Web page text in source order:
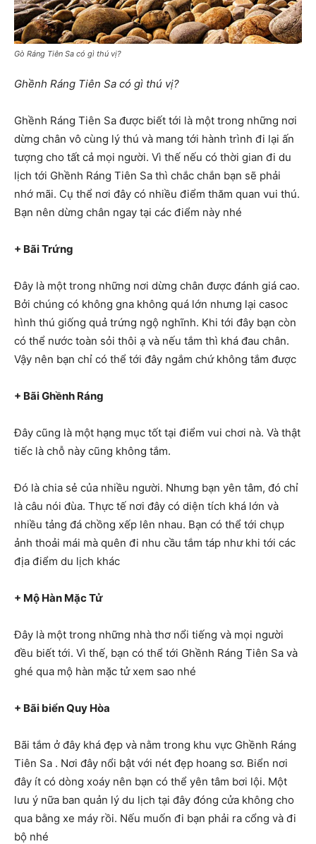
Gò Ráng Tiên Sa có gì thú vị?
Ghềnh Ráng Tiên Sa có gì thú vị?
Ghềnh Ráng Tiên Sa được biết tới là một trong những nơi
dừng chân vô cùng lý thú và mang tới hành trình đi lại ấn
tượng cho tất cả mọi người. Vì thế nếu có thời gian đi du
lịch tới Ghềnh Ráng Tiên Sa thì chắc chắn bạn sẽ phải
nhớ mãi. Cụ thể nơi đây có nhiều điểm thăm quan vui thú.
Bạn nên dừng chân ngay tại các điểm này nhé
+ Bãi Trứng
Đây là một trong những nơi dừng chân được đánh giá cao.
Bởi chúng có không gna không quá lớn nhưng lại casoc
hình thú giống quả trứng ngộ nghĩnh. Khi tới đây bạn còn
có thể nước toàn sỏi thôi ạ và nếu tắm thì khá đau chân.
Vậy nên bạn chỉ có thể tới đây ngắm chứ không tắm được
+ Bãi Ghềnh Ráng
Đây cũng là một hạng mục tốt tại điểm vui chơi nà. Và thật
tiếc là chỗ này cũng không tắm.
Đó là chia sẻ của nhiều người. Nhưng bạn yên tâm, đó chỉ
là câu nói đùa. Thực tế nơi đây có diện tích khá lớn và
nhiều tảng đá chồng xếp lên nhau. Bạn có thể tới chụp
ảnh thoải mái mà quên đi nhu cầu tắm táp như khi tới các
địa điểm du lịch khác
+ Mộ Hàn Mặc Tử
Đây là một trong những nhà thơ nổi tiếng và mọi người
đều biết tới. Vì thế, bạn có thể tới Ghềnh Ráng Tiên Sa và
ghé qua mộ hàn mặc tử xem sao nhé
+ Bãi biển Quy Hòa
Bãi tắm ở đây khá đẹp và nằm trong khu vực Ghềnh Ráng
Tiên Sa . Nơi đây nổi bật với nét đẹp hoang sơ. Biển nơi
đây ít có dòng xoáy nên bạn có thể yên tâm bơi lội. Một
lưu ý nữa ban quản lý du lịch tại đây đóng cửa không cho
qua bằng xe máy rồi. Nếu muốn đi bạn phải ra cổng và đi
bộ nhé